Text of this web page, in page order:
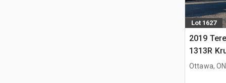
Lot 1627
2019
1313R
Ottawa,